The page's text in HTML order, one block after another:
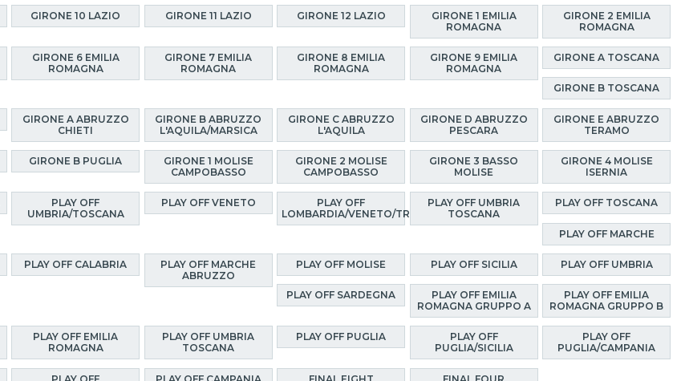
GIRONE 10 LAZIO GIRONE 11 LAZIO GIRONE 12 LAZIO
GIRONE 1 EMILIA
ROMAGNA
GIRONE 2 EMILIA
ROMAGNA
GIRONE 6 EMILIA
ROMAGNA
GIRONE 7 EMILIA
ROMAGNA
GIRONE 8 EMILIA
ROMAGNA
GIRONE 9 EMILIA
ROMAGNA
GIRONE A TOSCANA
GIRONE B TOSCANA
GIRONE A ABRUZZO
CHIETI
GIRONE B ABRUZZO
L'AQUILA/MARSICA
GIRONE C ABRUZZO
L'AQUILA
GIRONE D ABRUZZO
PESCARA
GIRONE E ABRUZZO
TERAMO
GIRONE B PUGLIA
GIRONE 1 MOLISE
CAMPOBASSO
GIRONE 2 MOLISE
CAMPOBASSO
GIRONE 3 BASSO
MOLISE
GIRONE 4 MOLISE
ISERNIA
PLAY OFF
UMBRIA/TOSCANA
PLAY OFF VENETO
PLAY OFF
LOMBARDIA/VENETO/TRENTINO
PLAY OFF UMBRIA
TOSCANA
PLAY OFF TOSCANA
PLAY OFF MARCHE
PLAY OFF CALABRIA
PLAY OFF MARCHE
ABRUZZO
PLAY OFF MOLISE PLAY OFF SICILIA PLAY OFF UMBRIA
PLAY OFF SARDEGNA
PLAY OFF EMILIA
ROMAGNA GRUPPO A
PLAY OFF EMILIA
ROMAGNA GRUPPO B
PLAY OFF EMILIA
ROMAGNA
PLAY OFF UMBRIA
TOSCANA
PLAY OFF PUGLIA
PLAY OFF
PUGLIA/SICILIA
PLAY OFF
PUGLIA/CAMPANIA